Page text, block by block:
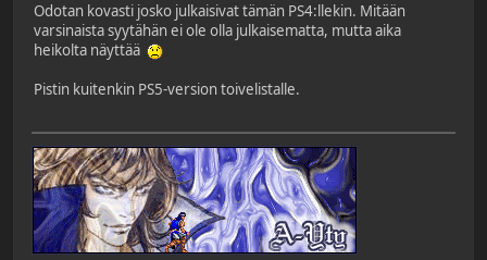
Odotan kovasti josko julkaisivat tämän PS4:llekin. Mitään
varsinaista syytähän ei ole olla julkaisematta, mutta aika
heikolta näyttää
Pistin kuitenkin PS5-version toivelistalle.